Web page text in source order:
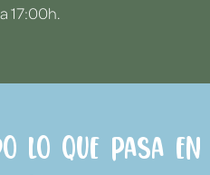
17:00h.
lo que pasa en